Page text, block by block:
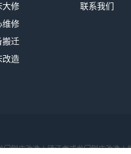
大修
维修
搬迁
改造
联系我们
门刨床改造丨镇江老式龙门刨床改造丨